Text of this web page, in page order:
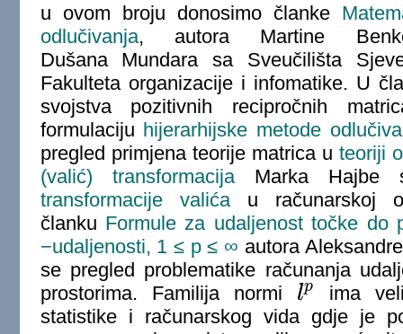
u ovom broju donosimo članke
odlučivanja, autora Martine
Dušana Mundara sa Sveučilišta
Fakulteta organizacije i infomatike. U
svojstva pozitivnih recipročnih
formulaciju hijerarhijske metode
pregled primjena teorije matrica uteoriji
(valić) transformacijaMarka Hajbe
transformacije valićau računarskoj
članku Formule za udaljenost točke
−udaljenosti, 1 ≤ p ≤ ∞ autora
se pregled problematike računanja
prostorima. Familija normi lp
lp
ima
statistike i računarskog vida gdje je